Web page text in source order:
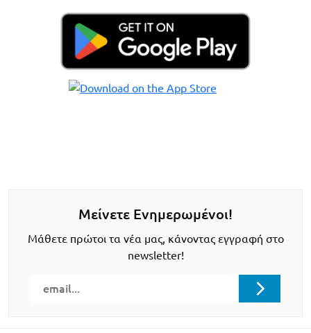
Μείνετε Ενημερωμένοι!
Μάθετε πρώτοι τα νέα μας, κάνοντας εγγραφή στο
newsletter!